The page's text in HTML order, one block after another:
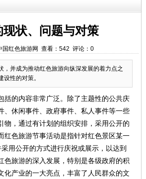
状、问题与对策
红色旅游网 查看： 542 评论： 0
并成为推动红色旅游向纵深发展的着力点之
性的对策。
的内容非常广泛。除了主题性的公共庆
、休闲事件、政府事件、私人事件等一些
，通过有计划的组织安排，采用公开的
红色旅游节事活动是指针对红色景区某一
用公开的方式进行庆祝或展示，以达到
旅游的深入发展，特别是各级政府的积
产业的一大亮点，丰富了人民群众的文